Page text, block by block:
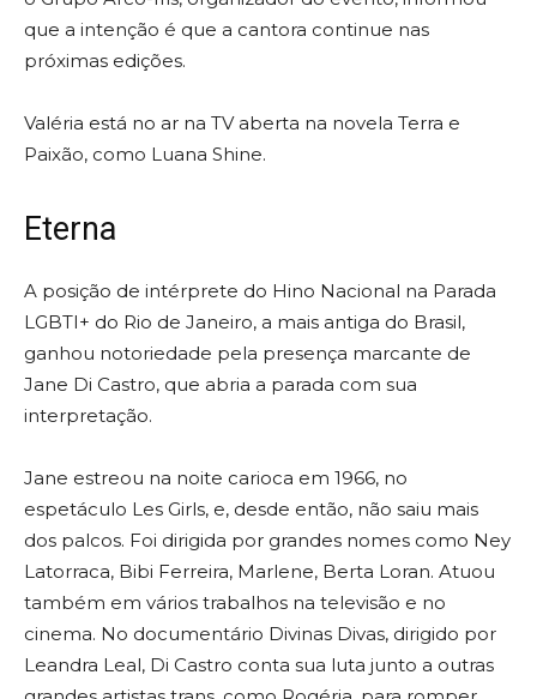
que a intenção é que a cantora continue nas
próximas edições.
Valéria está no ar na TV aberta na novela Terra e
Paixão, como Luana Shine.
Eterna
A posição de intérprete do Hino Nacional na Parada
LGBTI+ do Rio de Janeiro, a mais antiga do Brasil,
ganhou notoriedade pela presença marcante de
Jane Di Castro, que abria a parada com sua
interpretação.
Jane estreou na noite carioca em 1966, no
espetáculo Les Girls, e, desde então, não saiu mais
dos palcos. Foi dirigida por grandes nomes como Ney
Latorraca, Bibi Ferreira, Marlene, Berta Loran. Atuou
também em vários trabalhos na televisão e no
cinema. No documentário Divinas Divas, dirigido por
Leandra Leal, Di Castro conta sua luta junto a outras